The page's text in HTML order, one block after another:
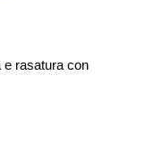
e rasatura con